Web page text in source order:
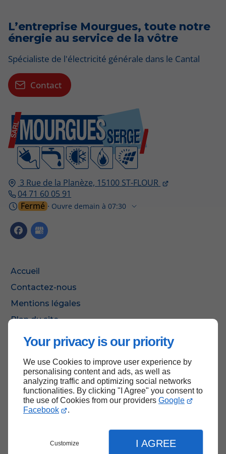
Your privacy is our priority
We use Cookies to improve user experience by
personalising content and ads, as well as
analyzing traffic and optimizing social networks
functionalities. By clicking "I Agree" you consent to
the use of Cookies from our providers Google
Facebook
.
Customize I AGREE
3 Rue de la Planèze, 15100 ST-FLOUR
04 71 60 05 91
Fermé ⋅ Ouvre demain à 07:30
Accueil
Contactez-nous
Mentions légales
Plan du site
L’entreprise Mourgues, toute notre
énergie au service de la vôtre
Spécialiste de l'électricité générale dans le Cantal
Contact
Haut de page